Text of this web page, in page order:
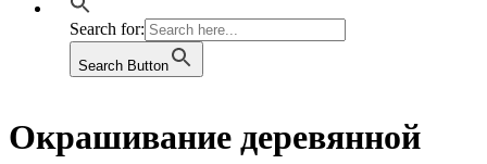
Search for:
Search Button
Окрашивание деревянной